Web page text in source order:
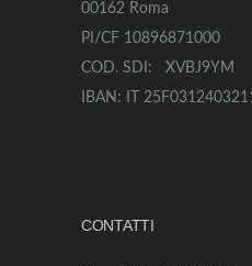
00162 Roma
PI/CF 10896871000
COD. SDI: XVBJ9YM
IBAN: IT
CONTATTI